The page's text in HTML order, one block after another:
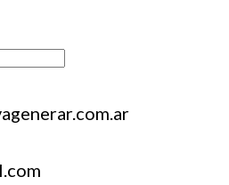
for